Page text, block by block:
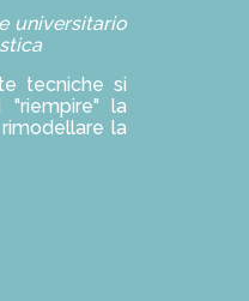
universitario
tecniche si
la
la